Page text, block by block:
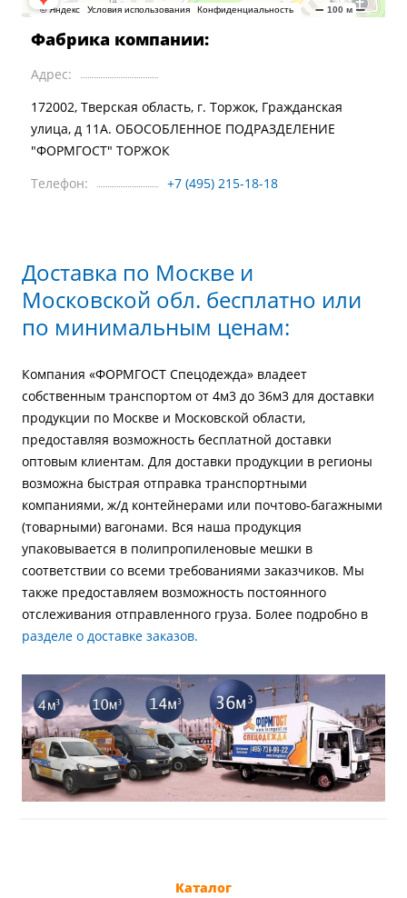
Фабрика компании:
Адрес:
172002, Тверская область, г. Торжок, Гражданская
улица, д 11А. ОБОСОБЛЕННОЕ ПОДРАЗДЕЛЕНИЕ
"ФОРМГОСТ" ТОРЖОК
Телефон:
+7 (495) 215-18-18
Доставка по Москве и
Московской обл. бесплатно или
по минимальным ценам:
Компания «ФОРМГОСТ Спецодежда» владеет
собственным транспортом от 4м3 до 36м3 для доставки
продукции по Москве и Московской области,
предоставляя возможность бесплатной доставки
оптовым клиентам. Для доставки продукции в регионы
возможна быстрая отправка транспортными
компаниями, ж/д контейнерами или почтово-багажными
(товарными) вагонами. Вся наша продукция
упаковывается в полипропиленовые мешки в
соответствии со всеми требованиями заказчиков. Мы
также предоставляем возможность постоянного
отслеживания отправленного груза. Более подробно в
разделе о доставке заказов.
Каталог